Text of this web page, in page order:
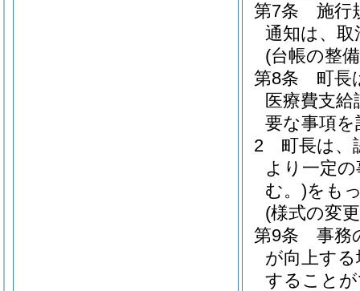
第7条
施行
通知は、取
(台帳の整
第8条
町長
医療費支給
要な事項
2
町長は、
より一定
む。)をも
(様式の変
第9条
事務
が向上す
すること